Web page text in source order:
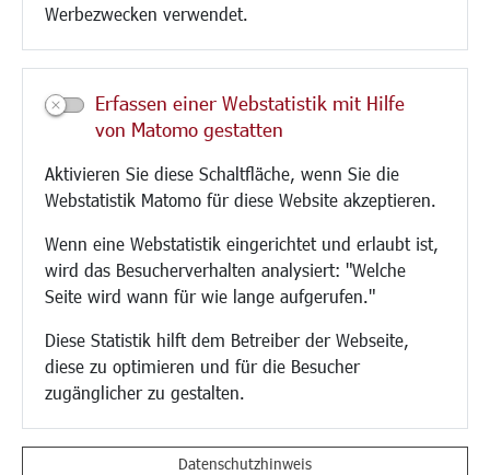
Werbezwecken verwendet.
Erfassen einer Webstatistik mit Hilfe
von Matomo gestatten
Aktivieren Sie diese Schaltfläche, wenn Sie die
Webstatistik Matomo für diese Website akzeptieren.
Wenn eine Webstatistik eingerichtet und erlaubt ist,
wird das Besucherverhalten analysiert: "Welche
Seite wird wann für wie lange aufgerufen."
Diese Statistik hilft dem Betreiber der Webseite,
diese zu optimieren und für die Besucher
zugänglicher zu gestalten.
Datenschutzhinweis
Kultur/Freizeit/Tourismus
Veranstaltungen
Neue Stadthalle Langen
Bäder
Musikschule
Stadtbücherei
Stadtarchiv
Museen
Hotels/Unterkünfte
Gastronomie
Kunstszene
Vereine und Institutionen